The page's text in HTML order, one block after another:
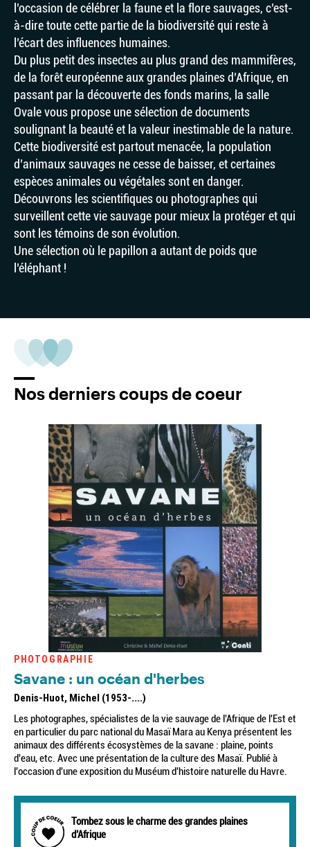
l’occasion de célébrer la faune et la flore sauvages, c’est-
à-dire toute cette partie de la biodiversité qui reste à
l’écart des influences humaines.
Du plus petit des insectes au plus grand des mammifères,
de la forêt européenne aux grandes plaines d’Afrique, en
passant par la découverte des fonds marins, la salle
Ovale vous propose une sélection de documents
soulignant la beauté et la valeur inestimable de la nature.
Cette biodiversité est partout menacée, la population
d’animaux sauvages ne cesse de baisser, et certaines
espèces animales ou végétales sont en danger.
Découvrons les scientifiques ou photographes qui
surveillent cette vie sauvage pour mieux la protéger et qui
sont les témoins de son évolution.
Une sélection où le papillon a autant de poids que
l’éléphant !
Nos derniers coups de coeur
PHOTOGRAPHIE
Savane : un océan d'herbes
Denis-Huot, Michel (1953-....)
Les photographes, spécialistes de la vie sauvage de l'Afrique de l'Est et
en particulier du parc national du Masaï Mara au Kenya présentent les
animaux des différents écosystèmes de la savane : plaine, points
d'eau, etc. Avec une présentation de la culture des Masaï. Publié à
l'occasion d'une exposition du Muséum d'histoire naturelle du Havre.
Tombez sous le charme des grandes plaines
d’Afrique